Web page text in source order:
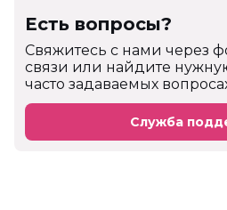
Есть вопросы?
Cвяжитесь с нами через
связи или найдите
часто задаваемых
Служба